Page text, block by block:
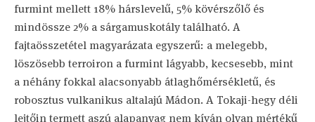
furmint mellett 18% hárslevelű, 5% kövérszőlő és
mindössze 2% a sárgamuskotály található. A
fajtaösszetétel magyarázata egyszerű: a melegebb,
löszösebb terroiron a furmint lágyabb, kecsesebb, mint
a néhány fokkal alacsonyabb átlaghőmérsékletű, és
robosztus vulkanikus altalajú Mádon. A Tokaji-hegy déli
lejtőin termett aszú alapanyag nem kíván olyan mértékű